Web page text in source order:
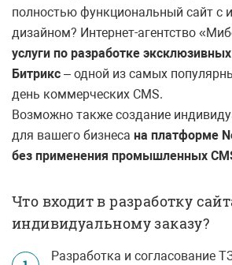
полностью функциональный сайт с
дизайном? Интернет-агентство
услуги по разработке
Битрикс – одной из самых
день коммерческих CMS.
Возможно также создание
для вашего бизнеса на платформе
без применения промышленных
Что входит в разработку
индивидуальному заказу?
Разработка и согласование